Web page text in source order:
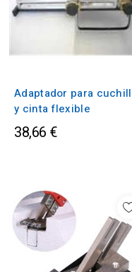
Adaptador para
y cinta flexible
38,66 €